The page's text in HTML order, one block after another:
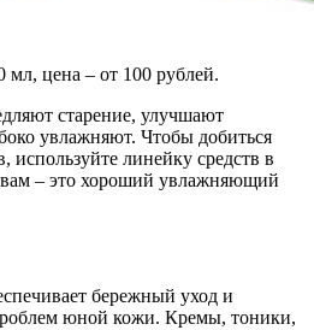
цена – от 100 рублей.
старение, улучшают
увлажняют. Чтобы добиться
используйте линейку средств в
– это хороший увлажняющий
бережный уход и
юной кожи. Кремы, тоники,